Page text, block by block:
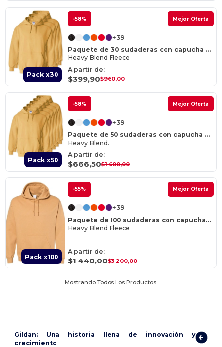
Pack x30
-58% Mejor Oferta
+39
Paquete de 30 sudaderas con capucha Gildan 18500
Heavy Blend Fleece
A partir de:
$399,90$960,00
Pack x50
-58% Mejor Oferta
+39
Paquete de 50 sudaderas con capucha de forro polar Gildan 18500
Heavy Blend.
A partir de:
$666,50$1 600,00
Pack x100
-55% Mejor Oferta
+39
Paquete de 100 sudaderas con capucha Gildan 18500
Heavy Blend Fleece
A partir de:
$1 440,00$3 200,00
Mostrando Todos Los Productos.
Gildan: Una historia llena de innovación y
crecimiento